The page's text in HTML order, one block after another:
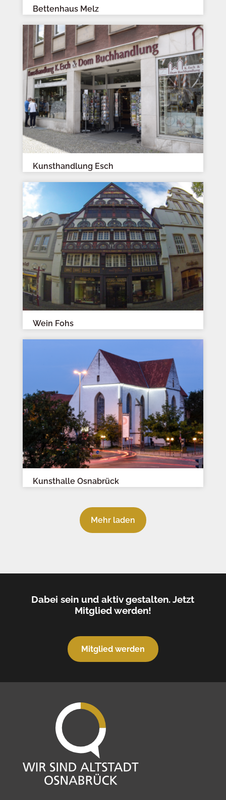
Bettenhaus Melz
Kunsthandlung Esch
Wein Fohs
Kunsthalle Osnabrück
Mehr laden
Dabei sein und aktiv gestalten. Jetzt
Mitglied werden!
Mitglied werden